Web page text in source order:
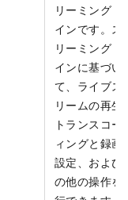
リーミングド
インです。ス
リーミングド
インに基づい
て、ライブス
リームの再生
トランスコー
ィングと録画
設定、および
の他の操作を